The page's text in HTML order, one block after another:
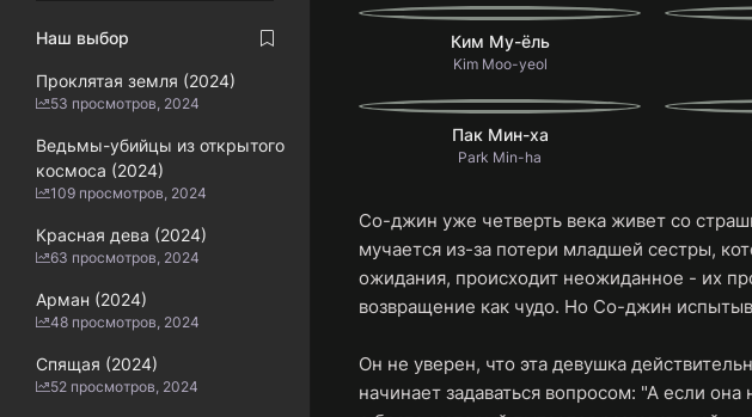
Ким Му-ёль
Kim Moo-yeol
Пак Мин-ха
Park Min-ha
Со-джин уже четверть века живет со
мучается из-за потери младшей сестры,
ожидания, происходит неожиданное - их
возвращение как чудо. Но Со-джин
Он не уверен, что эта девушка
начинает задаваться вопросом: "А если
Наш выбор
Проклятая земля (2024)
53 просмотров, 2024
Ведьмы-убийцы из открытого
космоса (2024)
109 просмотров, 2024
Красная дева (2024)
63 просмотров, 2024
Арман (2024)
48 просмотров, 2024
Спящая (2024)
52 просмотров, 2024